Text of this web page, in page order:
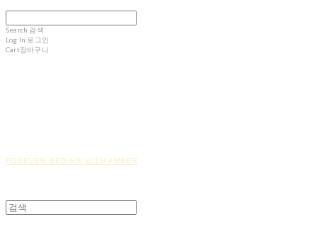
Search 검색
Log In 로그인
Cart장바구니
FOREVER BEGINS WITH AMBER